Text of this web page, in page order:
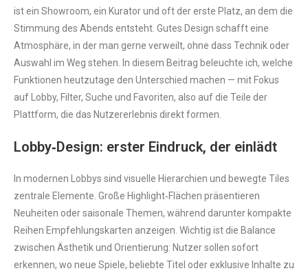
ist ein Showroom, ein Kurator und oft der erste Platz, an dem die
Stimmung des Abends entsteht. Gutes Design schafft eine
Atmosphäre, in der man gerne verweilt, ohne dass Technik oder
Auswahl im Weg stehen. In diesem Beitrag beleuchte ich, welche
Funktionen heutzutage den Unterschied machen — mit Fokus
auf Lobby, Filter, Suche und Favoriten, also auf die Teile der
Plattform, die das Nutzererlebnis direkt formen.
Lobby‑Design: erster Eindruck, der einlädt
In modernen Lobbys sind visuelle Hierarchien und bewegte Tiles
zentrale Elemente. Große Highlight‑Flächen präsentieren
Neuheiten oder saisonale Themen, während darunter kompakte
Reihen Empfehlungskarten anzeigen. Wichtig ist die Balance
zwischen Ästhetik und Orientierung: Nutzer sollen sofort
erkennen, wo neue Spiele, beliebte Titel oder exklusive Inhalte zu